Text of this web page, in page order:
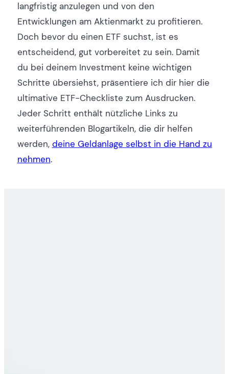
langfristig anzulegen und von den
Entwicklungen am Aktienmarkt zu profitieren.
Doch bevor du einen ETF suchst, ist es
entscheidend, gut vorbereitet zu sein. Damit
du bei deinem Investment keine wichtigen
Schritte übersiehst, präsentiere ich dir hier die
ultimative ETF-Checkliste zum Ausdrucken.
Jeder Schritt enthält nützliche Links zu
weiterführenden Blogartikeln, die dir helfen
werden, deine Geldanlage selbst in die Hand zu
nehmen.